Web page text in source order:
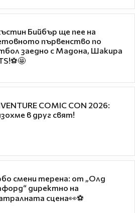
Бийбър ще пее на
първенство по
заедно с Мадона, Шакира
COMIC CON 2026:
в друг свят!
смени терена: от „Олд
директно на
сцена👀⚽